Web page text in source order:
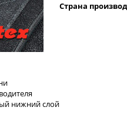
Страна
нижний слой